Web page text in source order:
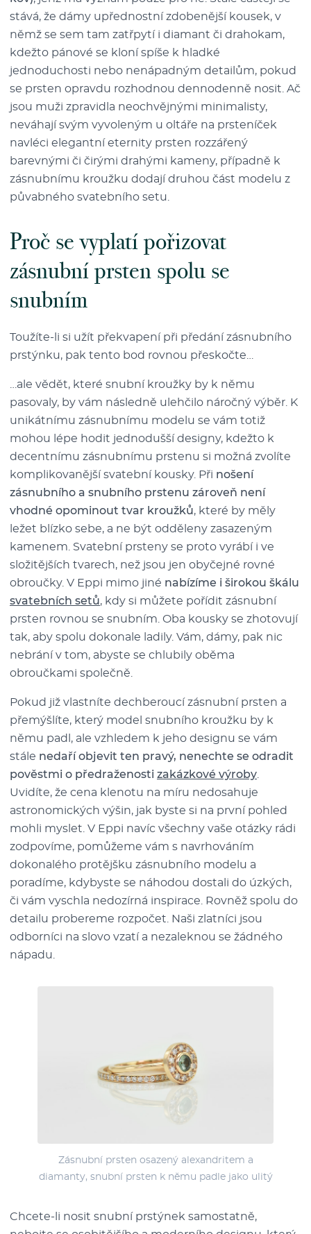
stává, že dámy upřednostní zdobenější kousek, v
němž se sem tam zatřpytí i diamant či drahokam,
kdežto pánové se kloní spíše k hladké
jednoduchosti nebo nenápadným detailům, pokud
se prsten opravdu rozhodnou dennodenně nosit. Ač
jsou muži zpravidla neochvějnými minimalisty,
neváhají svým vyvoleným u oltáře na prsteníček
navléci elegantní eternity prsten rozzářený
barevnými či čirými drahými kameny, případně k
zásnubnímu kroužku dodají druhou část modelu z
půvabného svatebního setu.
Proč se vyplatí pořizovat
zásnubní prsten spolu se
snubním
Toužíte-li si užít překvapení při předání zásnubního
prstýnku, pak tento bod rovnou přeskočte…
…ale vědět, které snubní kroužky by k němu
pasovaly, by vám následně ulehčilo náročný výběr. K
unikátnímu zásnubnímu modelu se vám totiž
mohou lépe hodit jednodušší designy, kdežto k
decentnímu zásnubnímu prstenu si možná zvolíte
komplikovanější svatební kousky. Při nošení
zásnubního a snubního prstenu zároveň není
vhodné opominout tvar kroužků, které by měly
ležet blízko sebe, a ne být odděleny zasazeným
kamenem. Svatební prsteny se proto vyrábí i ve
složitějších tvarech, než jsou jen obyčejné rovné
obroučky. V Eppi mimo jiné nabízíme i širokou škálu
svatebních setů, kdy si můžete pořídit zásnubní
prsten rovnou se snubním. Oba kousky se zhotovují
tak, aby spolu dokonale ladily. Vám, dámy, pak nic
nebrání v tom, abyste se chlubily oběma
obroučkami společně.
Pokud již vlastníte dechberoucí zásnubní prsten a
přemýšlíte, který model snubního kroužku by k
němu padl, ale vzhledem k jeho designu se vám
stále nedaří objevit ten pravý, nenechte se odradit
pověstmi o předraženosti zakázkové výroby
Uvidíte, že cena klenotu na míru nedosahuje
astronomických výšin, jak byste si na první pohled
mohli myslet. V Eppi navíc všechny vaše otázky rádi
zodpovíme, pomůžeme vám s navrhováním
dokonalého protějšku zásnubního modelu a
poradíme, kdybyste se náhodou dostali do úzkých,
či vám vyschla nedozírná inspirace. Rovněž spolu do
detailu probereme rozpočet. Naši zlatníci jsou
odborníci na slovo vzatí a nezaleknou se žádného
nápadu.
Zásnubní prsten osazený alexandritem a
diamanty, snubní prsten k němu padle jako ulitý
Chcete-li nosit snubní prstýnek samostatně,